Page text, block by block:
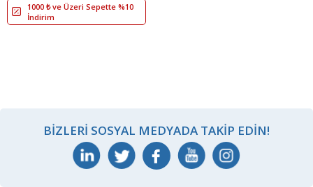
1000 ₺ ve Üzeri Sepette %10
İndirim
BIZLERI SOSYAL MEDYADA TAKIP EDIN!